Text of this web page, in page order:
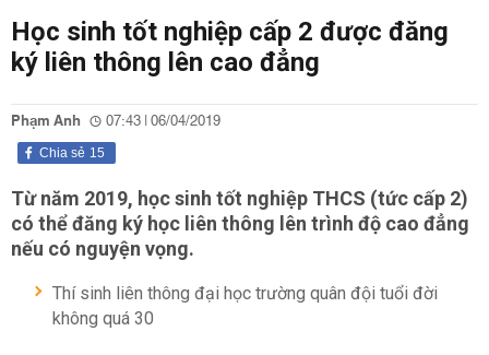
Học sinh tốt nghiệp cấp 2 được đăng
ký liên thông lên cao đẳng
Phạm Anh 07:43 | 06/04/2019
15
Chia sẻ
Từ năm 2019, học sinh tốt nghiệp THCS (tức cấp 2)
có thể đăng ký học liên thông lên trình độ cao đẳng
nếu có nguyện vọng.
Thí sinh liên thông đại học trường quân đội tuổi đời
không quá 30